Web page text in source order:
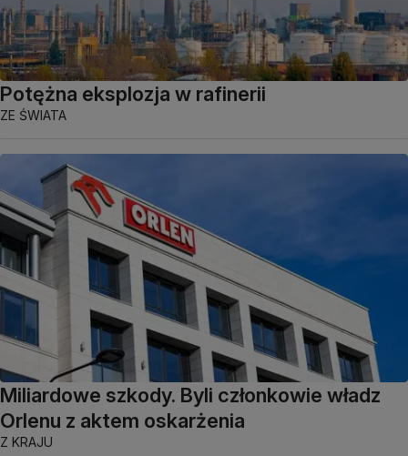
Potężna eksplozja w rafinerii
ZE ŚWIATA
Miliardowe szkody. Byli członkowie władz
Orlenu z aktem oskarżenia
Z KRAJU